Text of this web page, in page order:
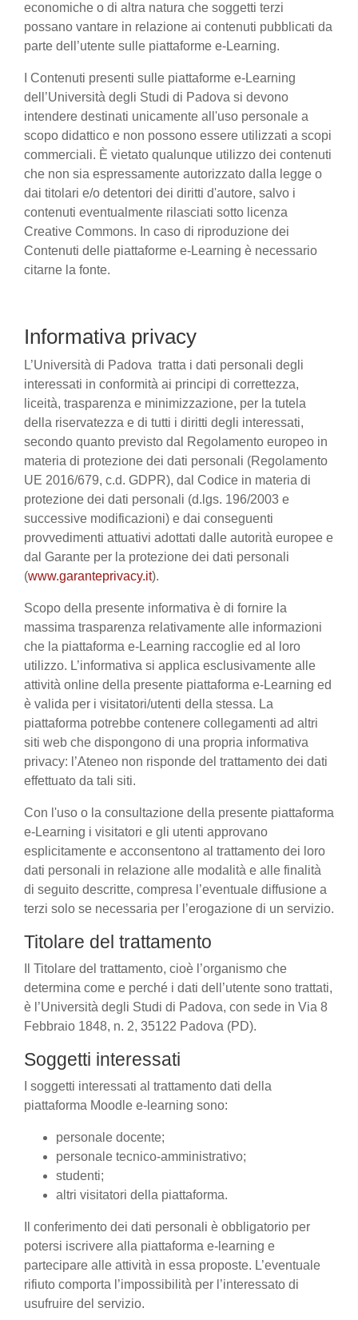
economiche o di altra natura che soggetti terzi
possano vantare in relazione ai contenuti pubblicati da
parte dell’utente sulle piattaforme e-Learning.
I Contenuti presenti sulle piattaforme e-Learning
dell’Università degli Studi di Padova si devono
intendere destinati unicamente all'uso personale a
scopo didattico e non possono essere utilizzati a scopi
commerciali. È vietato qualunque utilizzo dei contenuti
che non sia espressamente autorizzato dalla legge o
dai titolari e/o detentori dei diritti d'autore, salvo i
contenuti eventualmente rilasciati sotto licenza
Creative Commons. In caso di riproduzione dei
Contenuti delle piattaforme e-Learning è necessario
citarne la fonte.
Informativa privacy
L’Università di Padova tratta i dati personali degli
interessati in conformità ai principi di correttezza,
liceità, trasparenza e minimizzazione, per la tutela
della riservatezza e di tutti i diritti degli interessati,
secondo quanto previsto dal Regolamento europeo in
materia di protezione dei dati personali (Regolamento
UE 2016/679, c.d. GDPR), dal Codice in materia di
protezione dei dati personali (d.lgs. 196/2003 e
successive modificazioni) e dai conseguenti
provvedimenti attuativi adottati dalle autorità europee e
dal Garante per la protezione dei dati personali
(www.garanteprivacy.it).
Scopo della presente informativa è di fornire la
massima trasparenza relativamente alle informazioni
che la piattaforma e-Learning raccoglie ed al loro
utilizzo. L’informativa si applica esclusivamente alle
attività online della presente piattaforma e-Learning ed
è valida per i visitatori/utenti della stessa. La
piattaforma potrebbe contenere collegamenti ad altri
siti web che dispongono di una propria informativa
privacy: l’Ateneo non risponde del trattamento dei dati
effettuato da tali siti.
Con l'uso o la consultazione della presente piattaforma
e-Learning i visitatori e gli utenti approvano
esplicitamente e acconsentono al trattamento dei loro
dati personali in relazione alle modalità e alle finalità
di seguito descritte, compresa l’eventuale diffusione a
terzi solo se necessaria per l’erogazione di un servizio.
Titolare del trattamento
Il Titolare del trattamento, cioè l’organismo che
determina come e perché i dati dell’utente sono trattati,
è l’Università degli Studi di Padova, con sede in Via 8
Febbraio 1848, n. 2, 35122 Padova (PD).
Soggetti interessati
I soggetti interessati al trattamento dati della
piattaforma Moodle e-learning sono:
personale docente;
personale tecnico-amministrativo;
studenti;
altri visitatori della piattaforma.
Il conferimento dei dati personali è obbligatorio per
potersi iscrivere alla piattaforma e-learning e
partecipare alle attività in essa proposte. L’eventuale
rifiuto comporta l’impossibilità per l’interessato di
usufruire del servizio.